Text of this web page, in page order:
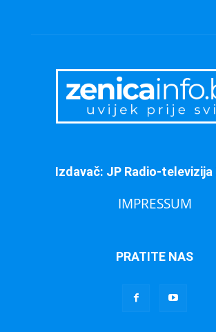
Izdavač: JP Radio-televizija
IMPRESSUM
PRATITE NAS